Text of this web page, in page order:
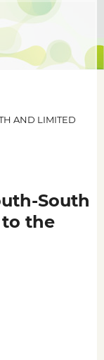
AND LIMITED
South
the